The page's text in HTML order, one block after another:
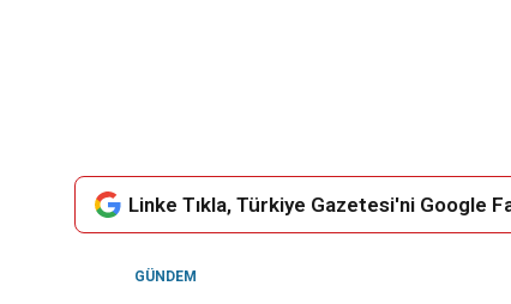
Linke Tıkla, Türkiye Gazetesi'ni Google
GÜNDEM